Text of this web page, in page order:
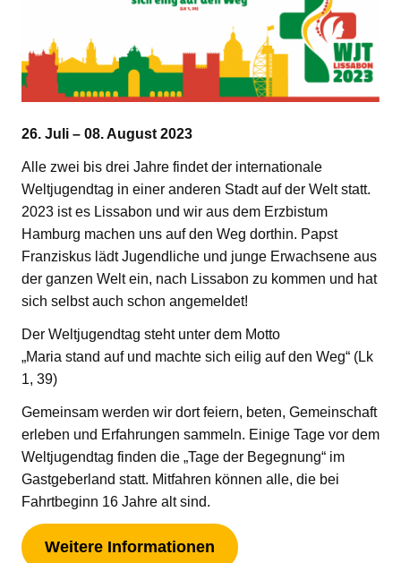
26. Juli – 08. August 2023
Alle zwei bis drei Jahre findet der internationale
Weltjugendtag in einer anderen Stadt auf der Welt statt.
2023 ist es Lissabon und wir aus dem Erzbistum
Hamburg machen uns auf den Weg dorthin. Papst
Franziskus lädt Jugendliche und junge Erwachsene aus
der ganzen Welt ein, nach Lissabon zu kommen und hat
sich selbst auch schon angemeldet!
Der Weltjugendtag steht unter dem Motto
„Maria stand auf und machte sich eilig auf den Weg“ (Lk
1, 39)
Gemeinsam werden wir dort feiern, beten, Gemeinschaft
erleben und Erfahrungen sammeln. Einige Tage vor dem
Weltjugendtag finden die „Tage der Begegnung“ im
Gastgeberland statt. Mitfahren können alle, die bei
Fahrtbeginn 16 Jahre alt sind.
Weitere Informationen